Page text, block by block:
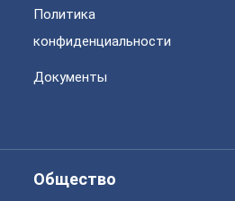
Политика
конфиденциальности
Документы
Общество